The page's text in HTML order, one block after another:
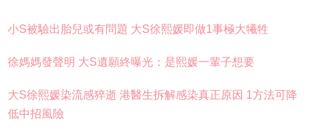
小S被驗出胎兒或有問題 大S徐熙媛即做1事極大犧牲
徐媽媽發聲明 大S遺願終曝光：是熙媛一輩子想要
大S徐熙媛染流感猝逝 港醫生拆解感染真正原因 1方法可降
低中招風險